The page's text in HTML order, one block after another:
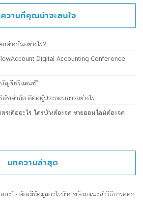
วามที่คุณน่าจะสนใจ
ต่างกันอย่างไร?
Digital Accounting Conference
ญชีฟรีแลนซ์”
ษัทจำกัด ดีต่อผู้ประกอบการอย่างไร
รงคืออะไร ใครบ้างต้องจด ขายออนไลน์ต้องจด
บทความล่าสุด
อะไร ต้องมีข้อมูลอะไรบ้าง พร้อมแนะนำวิธีการออก